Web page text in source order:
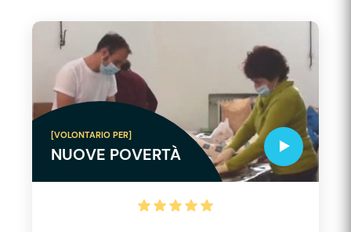
[VOLONTARIO PER]
NUOVE POVERTÀ